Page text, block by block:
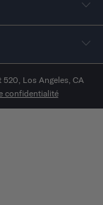
Los Angeles, CA
confidentialité